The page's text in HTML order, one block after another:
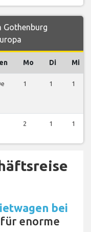
Gothenburg
Mo Di Mi
1 1 1
2 1 1
bei
für enorme